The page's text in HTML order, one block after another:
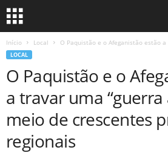
Início Local O Paquistão e o Afeganistão estão
LOCAL
O Paquistão e o
a travar uma
meio de crescentes
regionais